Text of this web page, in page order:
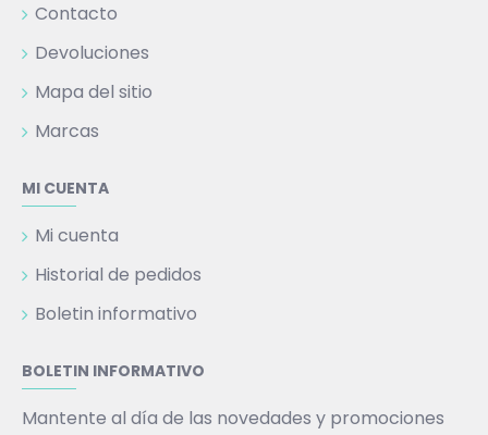
Contacto
Devoluciones
Mapa del sitio
Marcas
MI CUENTA
Mi cuenta
Historial de pedidos
Boletin informativo
BOLETIN INFORMATIVO
Mantente al día de las novedades y promociones